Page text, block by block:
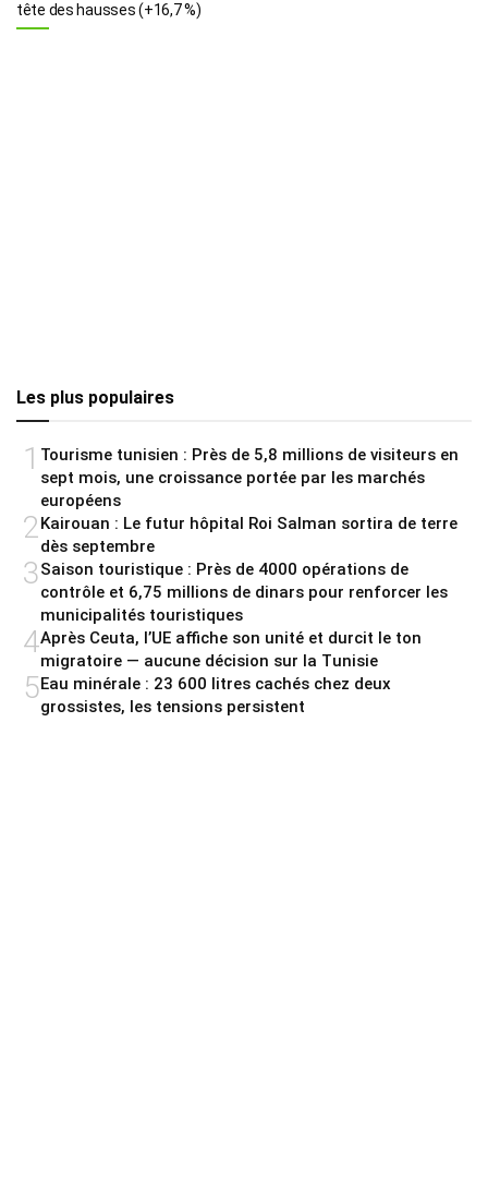
tête des hausses (+16,7 %)
Les plus populaires
1 Tourisme tunisien : Près de 5,8 millions de visiteurs en
sept mois, une croissance portée par les marchés
européens
2Kairouan : Le futur hôpital Roi Salman sortira de terre
dès septembre
3Saison touristique : Près de 4000 opérations de
contrôle et 6,75 millions de dinars pour renforcer les
municipalités touristiques
4Après Ceuta, l’UE affiche son unité et durcit le ton
migratoire — aucune décision sur la Tunisie
5Eau minérale : 23 600 litres cachés chez deux
grossistes, les tensions persistent